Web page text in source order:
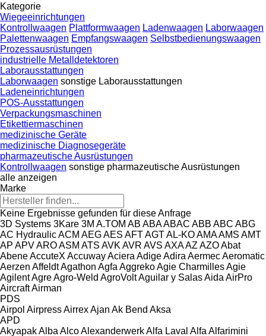
Kategorie
Wiegeeinrichtungen
Kontrollwaagen Plattformwaagen Ladenwaagen Laborwaagen
Palettenwaagen Empfangswaagen Selbstbedienungswaagen
Prozessausrüstungen
industrielle Metalldetektoren
Laborausstattungen
Laborwaagen sonstige Laborausstattungen
Ladeneinrichtungen
POS-Ausstattungen
Verpackungsmaschinen
Etikettiermaschinen
medizinische Geräte
medizinische Diagnosegeräte
pharmazeutische Ausrüstungen
Kontrollwaagen sonstige pharmazeutische Ausrüstungen
alle anzeigen
Marke
Keine Ergebnisse gefunden für diese Anfrage
3D Systems 3Kare 3M A.TOM AB ABAABAC ABB ABC ABG
AC HydraulicACM AEGAES AFTAGTAL-KOAMAAMS AMT
AP APVAROASM ATS AVK AVR AVS AXAAZ AZOAbat
AbeneAccuteX AccuwayAciera AdigeAdira AermecAeromatic
Aerzen AffeldtAgathon Agfa AggrekoAgie CharmillesAgie
AgilentAgreAgro-Weld AgroVoltAguilar y SalasAida AirPro
AircraftAirman
PDS
Airpol AirpressAirrexAjan Ak Bend Aksa
APD
AkyapakAlba AlcoAlexanderwerkAlfa Laval Alfa Alfarimini